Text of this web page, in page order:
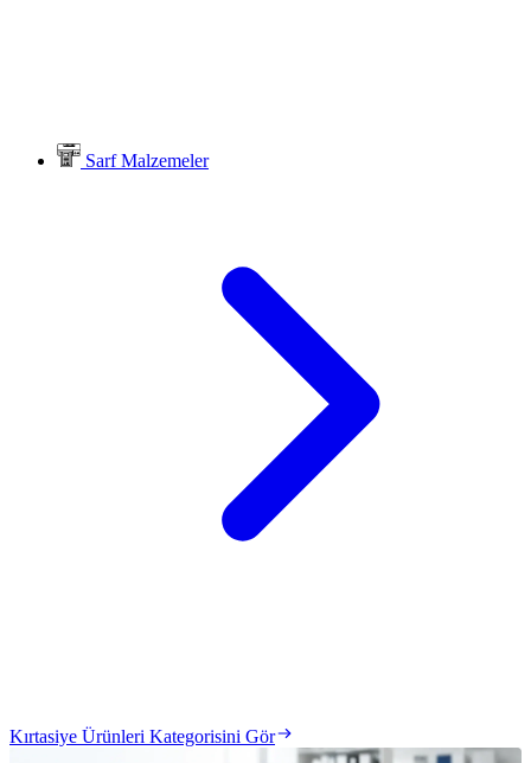
Sarf Malzemeler
Kırtasiye Ürünleri Kategorisini Gör